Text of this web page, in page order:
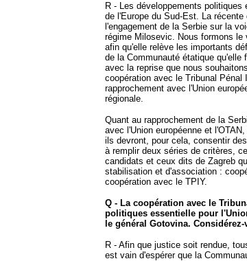
R - Les développements
de l'Europe du Sud-Est. La
l'engagement de la Serbie sur la
régime Milosevic. Nous formons
afin qu'elle relève les importants
de la Communauté étatique
avec la reprise que nous
coopération avec le Tribunal Pénal
rapprochement avec l'Union
régionale.
Quant au rapprochement de la
avec l'Union européenne et
ils devront, pour cela, consentir
à remplir deux séries de critères,
candidats et ceux dits de Zagreb
stabilisation et d'association :
coopération avec le TPIY.
Q - La coopération avec le
politiques essentielle pour
le général Gotovina.
R - Afin que justice soit rendue,
est vain d'espérer que la